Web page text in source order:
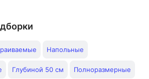
Напольные
Глубиной 50 см Полноразмерные